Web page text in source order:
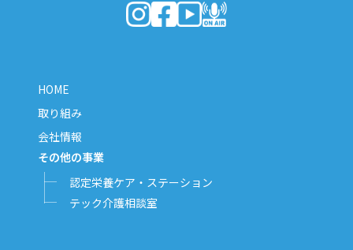
（新しいウィンドウで開きます）
（新しいウィンドウで開きます）
（新しいウィンドウで開き
（新しいウィンドウで
HOME
取り組み
会社情報
その他の事業
認定栄養ケア・ステーション
テック介護相談室